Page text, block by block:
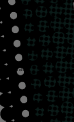
Talal Faisal